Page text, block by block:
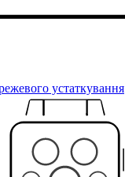
устаткування